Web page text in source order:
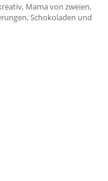
Mama von zweien,
Schokoladen und